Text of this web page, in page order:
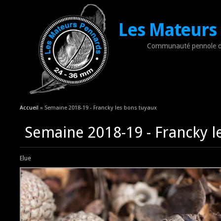
Les
Communauté pennole
Vous êtes ici
Accueil » Semaine 2018-19 - Francky les bons tuyaux
Semaine 2018-19 - Francky
Elue